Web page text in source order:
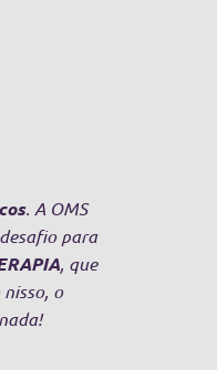
. A OMS
para
, que
o